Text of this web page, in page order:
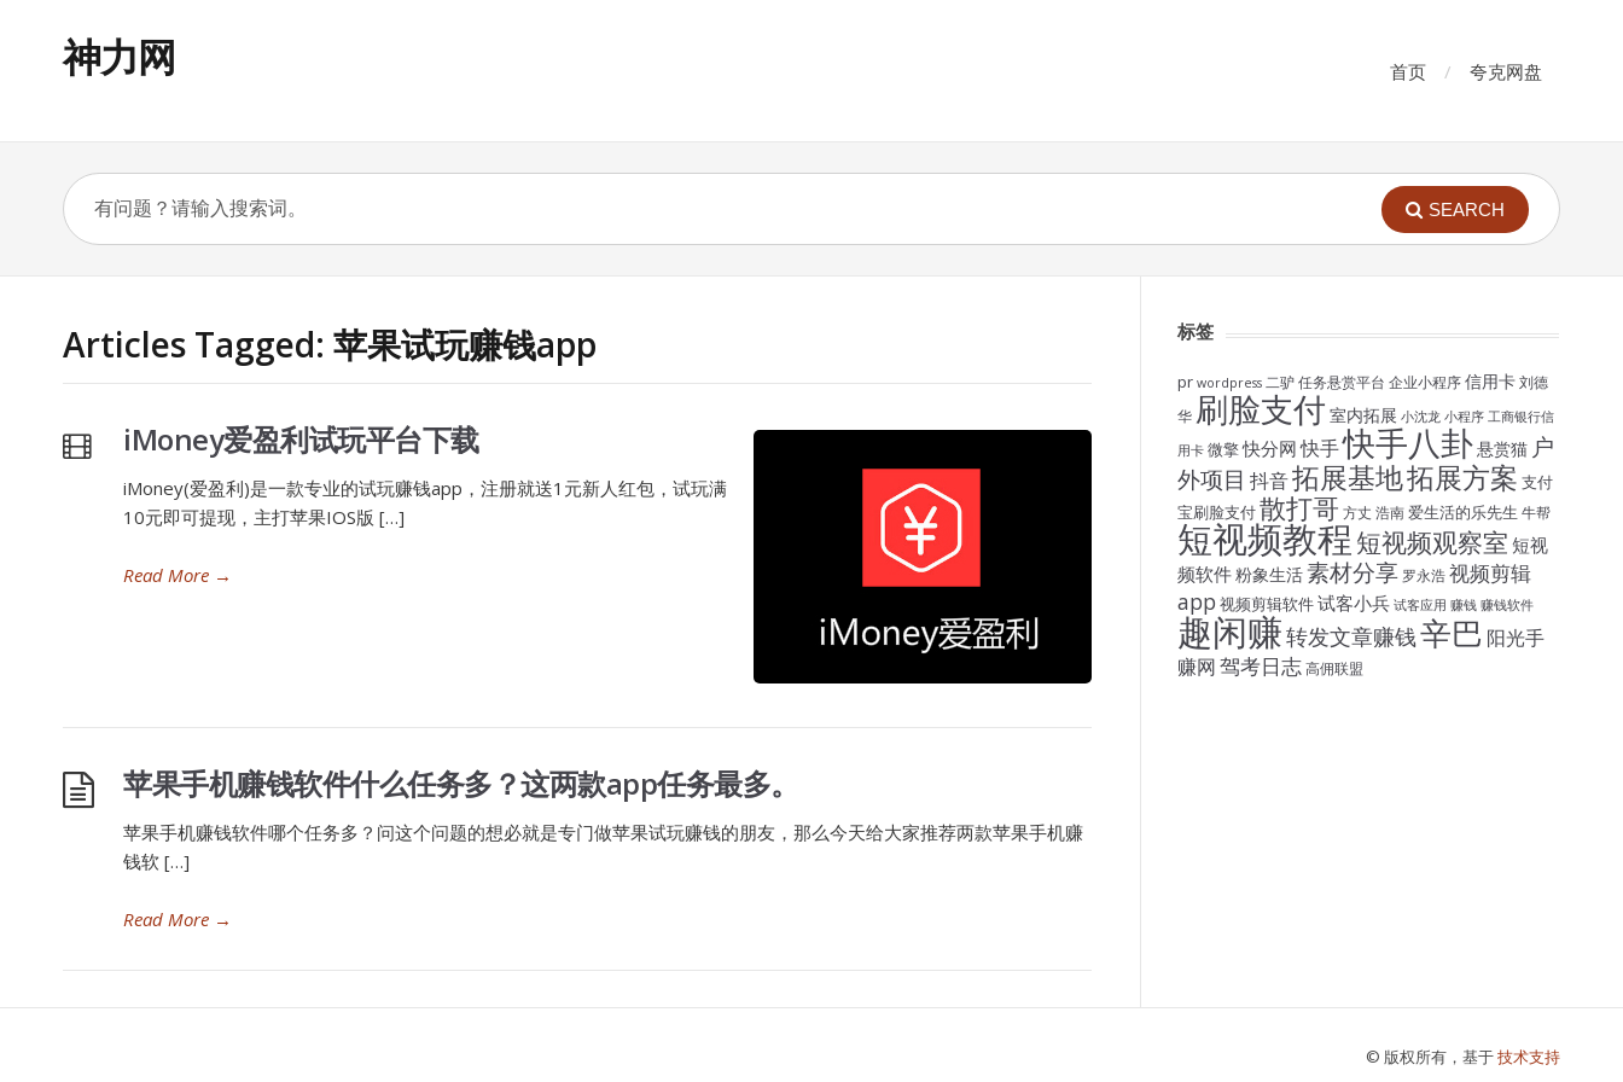
神力网 首页 夸克网盘
SEARCH
Articles Tagged: 苹果试玩赚钱app
iMoney爱盈利试玩平台下载
iMoney(爱盈利)是一款专业的试玩赚钱app，注册就送1元新人红包，试玩满
10元即可提现，主打苹果IOS版 […]
Read More →
苹果手机赚钱软件什么任务多？这两款app任务最多。
苹果手机赚钱软件哪个任务多？问这个问题的想必就是专门做苹果试玩赚钱的朋友，那么今天给大家推荐两款苹果手机赚
钱软 […]
Read More →
标签
pr wordpress 二驴 任务悬赏平台 企业小程序 信用卡 刘德
华 刷脸支付 室内拓展 小沈龙 小程序 工商银行信
用卡 微擎快分网快手快手八卦悬赏猫 户
外项目 抖音拓展基地拓展方案 支付
宝刷脸支付散打哥 方丈 浩南 爱生活的乐先生 牛帮
短视频教程 短视频观察室 短视
频软件粉象生活素材分享 罗永浩 视频剪辑
app 视频剪辑软件试客小兵 试客应用 赚钱 赚钱软件
趣闲赚转发文章赚钱辛巴 阳光手
赚网驾考日志 高佣联盟
© 版权所有，基于技术支持